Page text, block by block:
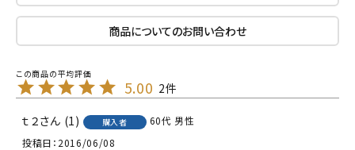
商品についてのお問い合わせ
5.00 2
ｔ２ 1 購入者 60代 男性
投稿日 2016/06/08